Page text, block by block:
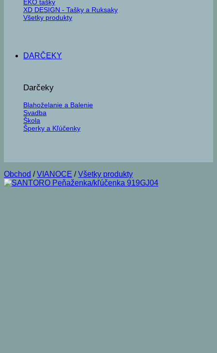
EKO tašky
XD DESIGN - Tašky a Ruksaky
Všetky produkty
DARČEKY
Darčeky
Blahoželanie a Balenie
Svadba
Škola
Šperky a Kľúčenky
Obchod / VIANOCE / Všetky produkty